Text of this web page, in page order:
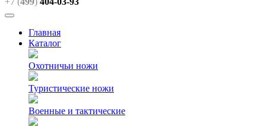
Главная
Каталог
Охотничьи ножи
Туристические ножи
Военные и тактические